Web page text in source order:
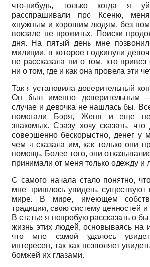
что-нибудь, только когда я
расспрашивали про Ксеню, меня
«нужным и хорошим людям, без
вокзале не прожить». Поиски
дня. На пятый день мне
милиции, в которое подкинули
не рассказала ни о том, кто привез
ни о том, где и как она провела эти
Так я установила доверительный
Он был именно доверительным
случае и девочка не нашлась бы.
помогали Боря, Женя и еще
знакомых. Сразу хочу сказать,
совершенно бескорыстно, денег у
чем я сказала им, как только они
помощь. Более того, они
принимали от меня только одежду и
С самого начала стало понятно,
мне пришлось увидеть, существуют
мире. В мире, имеющем
традиции, свою систему ценностей
В статье я попробую рассказать о
жизнь этих людей, основываясь на
что мне самой удалось
интересен, так как позволяет
бомжей их глазами.